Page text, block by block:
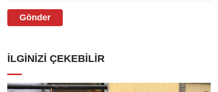
Gönder
İLGINIZI ÇEKEBILIR